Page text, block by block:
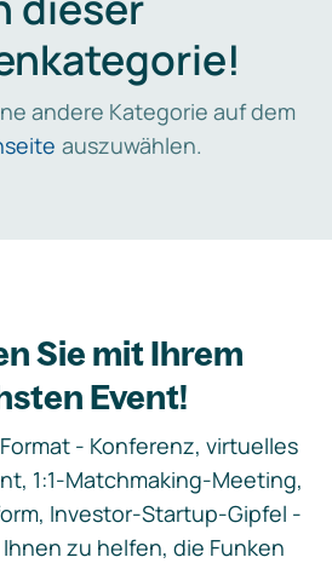
andere Kategorie auf dem
auszuwählen.
Sie mit Ihrem
Event!
- Konferenz, virtuelles
1:1-Matchmaking-Meeting,
Investor-Startup-Gipfel -
zu helfen, die Funken